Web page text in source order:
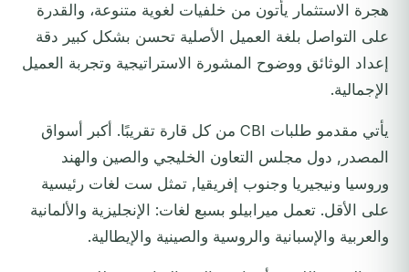
هجرة الاستثمار يأتون من خلفيات لغوية متنوعة، والقدرة
على التواصل بلغة العميل الأصلية تحسن بشكل كبير دقة
إعداد الوثائق ووضوح المشورة الاستراتيجية وتجربة العميل
الإجمالية.
يأتي مقدمو طلبات CBI من كل قارة تقريبًا. أكبر أسواق
المصدر, دول مجلس التعاون الخليجي والصين والهند
وروسيا ونيجيريا وجنوب إفريقيا, تمثل ست لغات رئيسية
على الأقل. تعمل ميرابيلو بسبع لغات: الإنجليزية والألمانية
والعربية والإسبانية والروسية والصينية والإيطالية.